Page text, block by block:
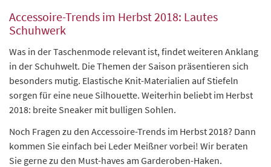
Accessoire-Trends im Herbst 2018: Lautes
Schuhwerk
Was in der Taschenmode relevant ist, findet weiteren Anklang
in der Schuhwelt. Die Themen der Saison präsentieren sich
besonders mutig. Elastische Knit-Materialien auf Stiefeln
sorgen für eine neue Silhouette. Weiterhin beliebt im Herbst
2018: breite Sneaker mit bulligen Sohlen.
Noch Fragen zu den Accessoire-Trends im Herbst 2018? Dann
kommen Sie einfach bei Leder Meißner vorbei! Wir beraten
Sie gerne zu den Must-haves am Garderoben-Haken.